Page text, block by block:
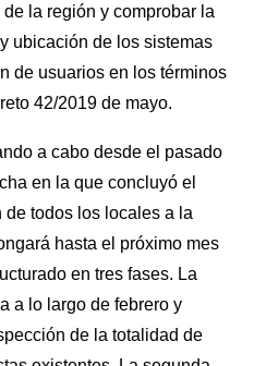
la región y comprobar la
ubicación de los sistemas
de usuarios en los términos
42/2019 de mayo.
a cabo desde el pasado
en la que concluyó el
todos los locales a la
hasta el próximo mes
en tres fases. La
a lo largo de febrero y
de la totalidad de